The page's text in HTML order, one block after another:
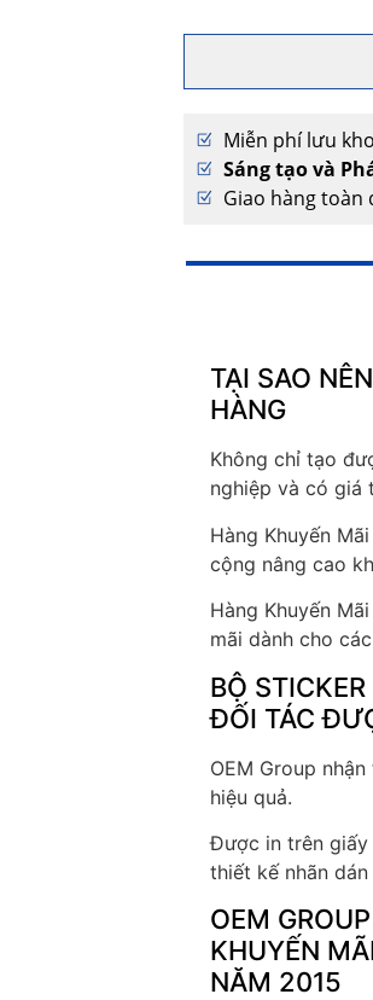
Miễn phí lưu
Sáng tạo và
Giao hàng toàn
TẠI SAO
HÀNG
Không chỉ tạo
nghiệp và có giá
Hàng Khuyến
cộng nâng cao
Hàng Khuyến
mãi dành cho
BỘ
ĐỐI TÁC
OEM Group
hiệu quả.
Được in trên giấy
thiết kế nhãn
OEM
KHUYẾN
NĂM 2015